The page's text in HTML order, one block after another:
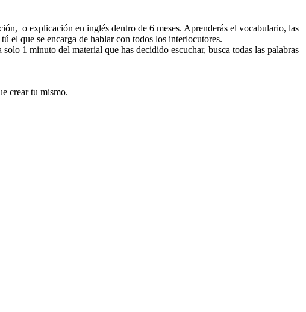
o explicación en inglés dentro de 6 meses. Aprenderás el vocabulario, las
el que se encarga de hablar con todos los interlocutores.
1 minuto del material que has decidido escuchar, busca todas las palabras
crear tu mismo.